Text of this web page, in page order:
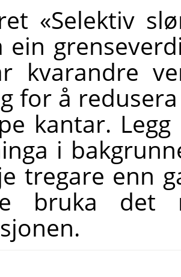
«Selektiv
ein
kvarandre
for å
kantar.
i
tregare enn
bruka det